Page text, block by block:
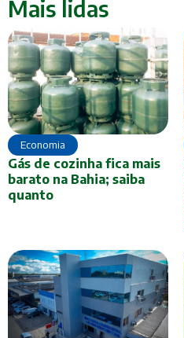
Mais lidas
Economia
Gás de cozinha fica mais
barato na Bahia; saiba
quanto